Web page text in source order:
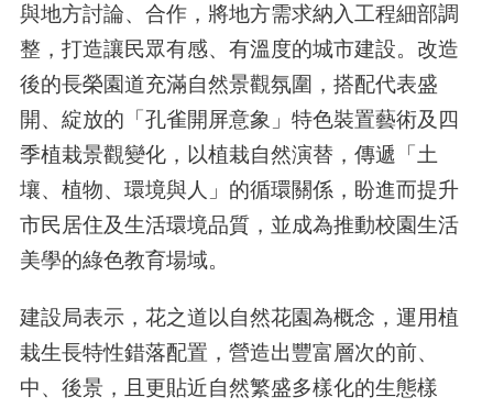
與地方討論、合作，將地方需求納入工程細部調
整，打造讓民眾有感、有溫度的城市建設。改造
後的長榮園道充滿自然景觀氛圍，搭配代表盛
開、綻放的「孔雀開屏意象」特色裝置藝術及四
季植栽景觀變化，以植栽自然演替，傳遞「土
壤、植物、環境與人」的循環關係，盼進而提升
市民居住及生活環境品質，並成為推動校園生活
美學的綠色教育場域。
建設局表示，花之道以自然花園為概念，運用植
栽生長特性錯落配置，營造出豐富層次的前、
中、後景，且更貼近自然繁盛多樣化的生態樣